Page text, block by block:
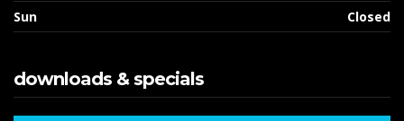
Sun
Closed
downloads & specials